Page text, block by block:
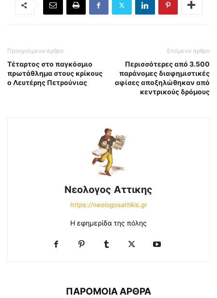
Προηγούμενο άρθρο
Τέταρτος στο παγκόσμιο
πρωτάθλημα στους κρίκους
ο Λευτέρης Πετρούνιας
Επόμενο άρθρο
Περισσότερες από 3.500
παράνομες διαφημιστικές
αφίσες αποξηλώθηκαν από
κεντρικούς δρόμους
Νεολογος Αττικης
https://neologosattikis.gr
Η εφημερίδα της πόλης
ΠΑΡΟΜΟΙΑ ΑΡΘΡΑ